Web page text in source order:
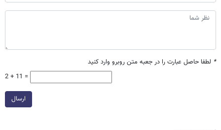
* لطفا حاصل عبارت را در جعبه متن روبرو وارد کنید
2 + 11 =
ارسال